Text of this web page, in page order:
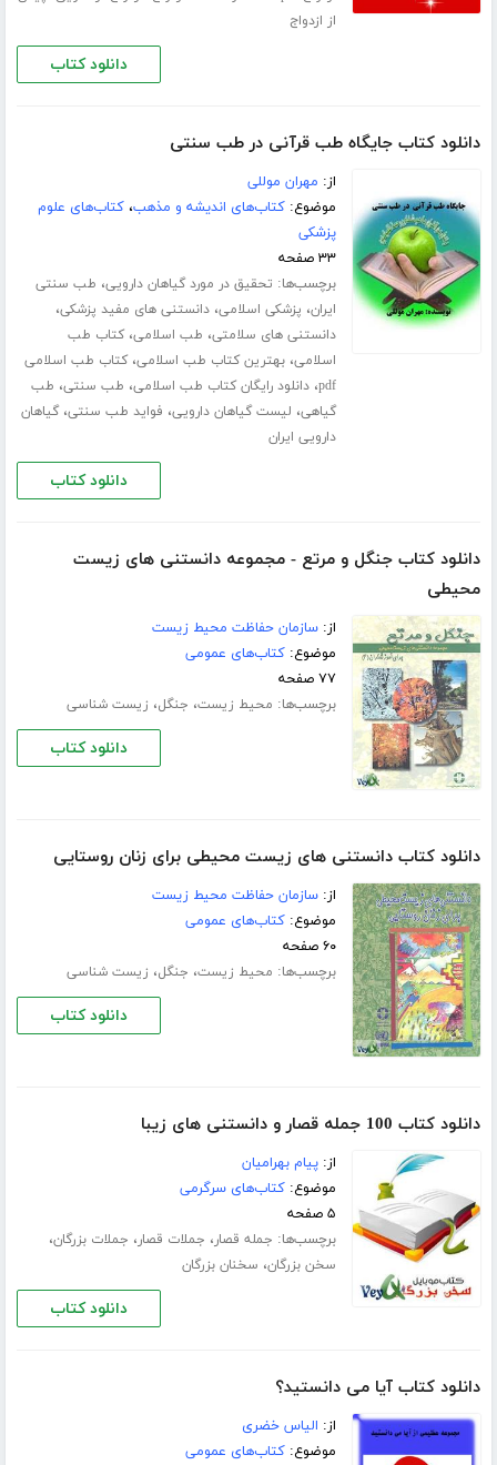
از ازدواج
دانلود کتاب
دانلود کتاب جایگاه طب قرآنی در طب سنتی
از: مهران موللی
موضوع:کتاب‌های اندیشه و مذهب،کتاب‌های علوم
پزشکی
۳۳ صفحه
برچسب‌ها: تحقیق در مورد گیاهان دارویی، طب سنتی
ایران، پزشکی اسلامی،دانستنی های مفید پزشکی،
دانستنی های سلامتی، طب اسلامی،کتاب طب
اسلامی،بهترین کتاب طب اسلامی،کتاب طب اسلامی
pdf،دانلود رایگان کتاب طب اسلامی، طب سنتی، طب
گیاهی، لیست گیاهان دارویی، فواید طب سنتی،گیاهان
دارویی ایران
دانلود کتاب
دانلود کتاب جنگل و مرتع - مجموعه دانستنی های زیست
محیطی
از:سازمان حفاظت محیط زیست
موضوع:کتاب‌های عمومی
۷۷ صفحه
برچسب‌ها: محیط زیست، جنگل، زیست شناسی
دانلود کتاب
دانلود کتاب دانستنی های زیست محیطی برای زنان روستایی
از:سازمان حفاظت محیط زیست
موضوع:کتاب‌های عمومی
۶۰ صفحه
برچسب‌ها: محیط زیست، جنگل، زیست شناسی
دانلود کتاب
دانلود کتاب 100 جمله قصار و دانستنی های زیبا
از:پیام بهرامیان
موضوع:کتاب‌های سرگرمی
۵ صفحه
برچسب‌ها: جمله قصار، جملات قصار، جملات بزرگان،
سخن بزرگان، سخنان بزرگان
دانلود کتاب
دانلود کتاب آیا می دانستید؟
از: الیاس خضری
موضوع:کتاب‌های عمومی